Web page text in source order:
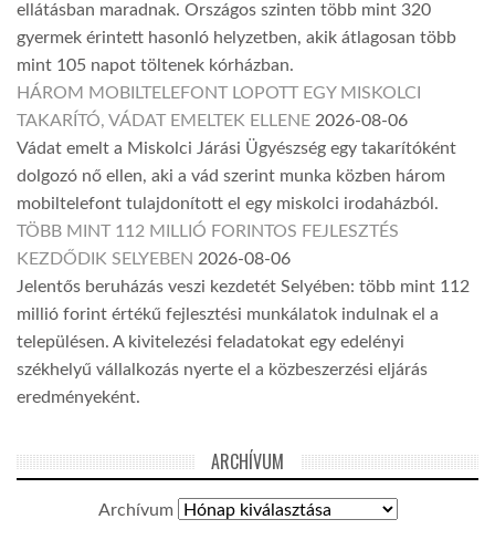
ellátásban maradnak. Országos szinten több mint 320
gyermek érintett hasonló helyzetben, akik átlagosan több
mint 105 napot töltenek kórházban.
HÁROM MOBILTELEFONT LOPOTT EGY MISKOLCI
TAKARÍTÓ, VÁDAT EMELTEK ELLENE 2026-08-06
Vádat emelt a Miskolci Járási Ügyészség egy takarítóként
dolgozó nő ellen, aki a vád szerint munka közben három
mobiltelefont tulajdonított el egy miskolci irodaházból.
TÖBB MINT 112 MILLIÓ FORINTOS FEJLESZTÉS
KEZDŐDIK SELYEBEN 2026-08-06
Jelentős beruházás veszi kezdetét Selyében: több mint 112
millió forint értékű fejlesztési munkálatok indulnak el a
településen. A kivitelezési feladatokat egy edelényi
székhelyű vállalkozás nyerte el a közbeszerzési eljárás
eredményeként.
ARCHÍVUM
Archívum